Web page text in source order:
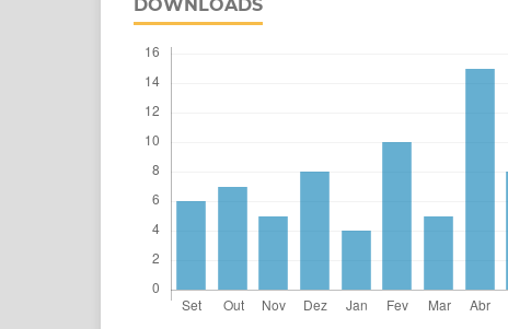
DOWNLOADS